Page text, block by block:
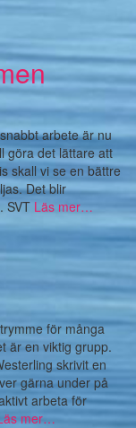
arbete är nu
göra det lättare att
skall vi se en bättre
Det blir
SVT Läs mer…
för många
är en viktig grupp.
skrivit en
gärna under på
arbeta för
mer…